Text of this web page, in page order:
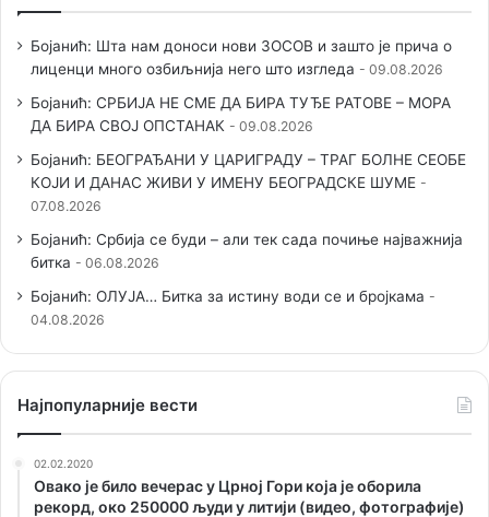
Бојанић: Шта нам доноси нови ЗОСОВ и зашто је прича о
лиценци много озбиљнија него што изгледа
09.08.2026
Бојанић: СРБИЈА НЕ СМЕ ДА БИРА ТУЂЕ РАТОВЕ – МОРА
ДА БИРА СВОЈ ОПСТАНАК
09.08.2026
Бојанић: БЕОГРАЂАНИ У ЦАРИГРАДУ – ТРАГ БОЛНЕ СЕОБЕ
КОЈИ И ДАНАС ЖИВИ У ИМЕНУ БЕОГРАДСКЕ ШУМЕ
07.08.2026
Бојанић: Србија се буди – али тек сада почиње најважнија
битка
06.08.2026
Бојанић: ОЛУЈА… Битка за истину води се и бројкама
04.08.2026
Наjпопуларније вести
02.02.2020
Овако је било вечерас у Црној Гори која је оборила
рекорд, око 250000 људи у литији (видео, фотографије)